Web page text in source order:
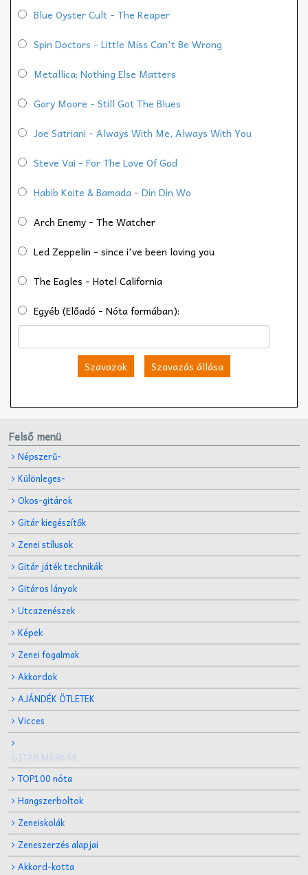
Blue Oyster Cult - The Reaper
Spin Doctors - Little Miss Can't Be Wrong
Metallica: Nothing Else Matters
Gary Moore - Still Got The Blues
Joe Satriani - Always With Me, Always With You
Steve Vai - For The Love Of God
Habib Koite & Bamada - Din Din Wo
Arch Enemy - The Watcher
Led Zeppelin - since i've been loving you
The Eagles - Hotel California
Egyéb (Előadó - Nóta formában):
Szavazok Szavazás állása
Felső menü
Népszerű-
Különleges-
Okos-gitárok
Gitár kiegészítők
Zenei stílusok
Gitár játék technikák
Gitáros lányok
Utcazenészek
Képek
Zenei fogalmak
Akkordok
AJÁNDÉK ÖTLETEK
Vicces
GITÁR MÁRKÁK
TOP100 nóta
Hangszerboltok
Zeneiskolák
Zeneszerzés alapjai
Akkord-kotta